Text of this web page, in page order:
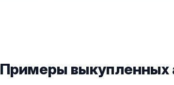
Примеры выкупленных